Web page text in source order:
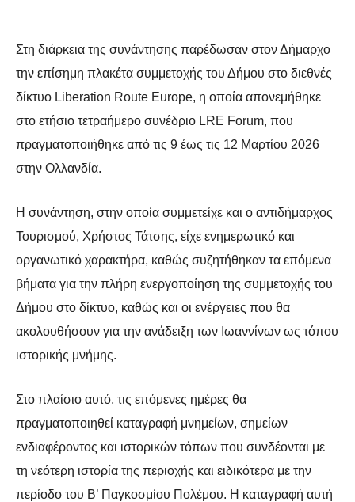
Στη διάρκεια της συνάντησης παρέδωσαν στον Δήμαρχο
την επίσημη πλακέτα συμμετοχής του Δήμου στο διεθνές
δίκτυο Liberation Route Europe, η οποία απονεμήθηκε
στο ετήσιο τετραήμερο συνέδριο LRE Forum, που
πραγματοποιήθηκε από τις 9 έως τις 12 Μαρτίου 2026
στην Ολλανδία.
Η συνάντηση, στην οποία συμμετείχε και ο αντιδήμαρχος
Τουρισμού, Χρήστος Τάτσης, είχε ενημερωτικό και
οργανωτικό χαρακτήρα, καθώς συζητήθηκαν τα επόμενα
βήματα για την πλήρη ενεργοποίηση της συμμετοχής του
Δήμου στο δίκτυο, καθώς και οι ενέργειες που θα
ακολουθήσουν για την ανάδειξη των Ιωαννίνων ως τόπου
ιστορικής μνήμης.
Στο πλαίσιο αυτό, τις επόμενες ημέρες θα
πραγματοποιηθεί καταγραφή μνημείων, σημείων
ενδιαφέροντος και ιστορικών τόπων που συνδέονται με
τη νεότερη ιστορία της περιοχής και ειδικότερα με την
περίοδο του Β’ Παγκοσμίου Πολέμου. Η καταγραφή αυτή